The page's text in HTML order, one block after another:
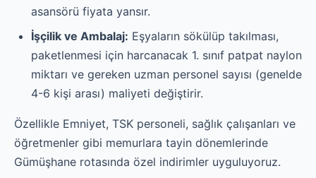
asansörü fiyata yansır.
İşçilik ve Ambalaj: Eşyaların sökülüp takılması,
paketlenmesi için harcanacak 1. sınıf patpat naylon
miktarı ve gereken uzman personel sayısı (genelde
4-6 kişi arası) maliyeti değiştirir.
Özellikle Emniyet, TSK personeli, sağlık çalışanları ve
öğretmenler gibi memurlara tayin dönemlerinde
Gümüşhane rotasında özel indirimler uyguluyoruz.